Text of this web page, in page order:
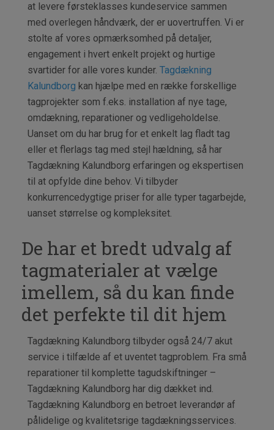
at levere førsteklasses kundeservice sammen
med overlegen håndværk, der er uovertruffen. Vi er
stolte af vores opmærksomhed på detaljer,
engagement i hvert enkelt projekt og hurtige
svartider for alle vores kunder. Tagdækning
Kalundborg kan hjælpe med en række forskellige
tagprojekter som f.eks. installation af nye tage,
omdækning, reparationer og vedligeholdelse.
Uanset om du har brug for et enkelt lag fladt tag
eller et flerlags tag med stejl hældning, så har
Tagdækning Kalundborg erfaringen og ekspertisen
til at opfylde dine behov. Vi tilbyder
konkurrencedygtige priser for alle typer tagarbejde,
uanset størrelse og kompleksitet.
De har et bredt udvalg af
tagmaterialer at vælge
imellem, så du kan finde
det perfekte til dit hjem
Tagdækning Kalundborg tilbyder også 24/7 akut
service i tilfælde af et uventet tagproblem. Fra små
reparationer til komplette tagudskiftninger –
Tagdækning Kalundborg har dig dækket ind.
Tagdækning Kalundborg en betroet leverandør af
pålidelige og kvalitetsrige tagdækningsservices.